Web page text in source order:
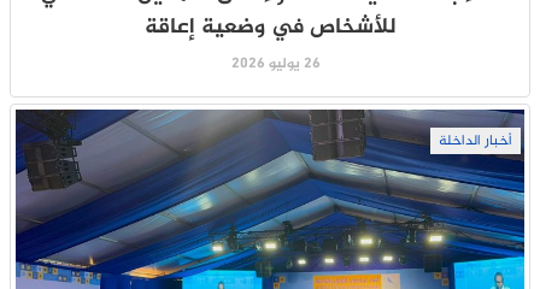
للأشخاص في وضعية إعاقة
26 يوليو 2026
أخبار الداخلة